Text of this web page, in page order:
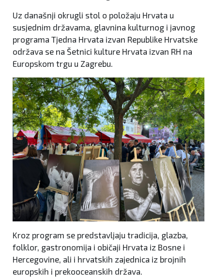
Uz današnji okrugli stol o položaju Hrvata u
susjednim državama, glavnina kulturnog i javnog
programa Tjedna Hrvata izvan Republike Hrvatske
održava se na Šetnici kulture Hrvata izvan RH na
Europskom trgu u Zagrebu.
Kroz program se predstavljaju tradicija, glazba,
folklor, gastronomija i običaji Hrvata iz Bosne i
Hercegovine, ali i hrvatskih zajednica iz brojnih
europskih i prekooceanskih država.